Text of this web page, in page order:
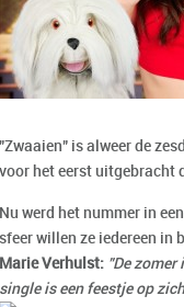
"Zwaaien" is alweer de
voor het eerst uitgebracht
Nu werd het nummer in
sfeer willen ze iedereen in
Marie Verhulst: "De zomer
single is een feestje op